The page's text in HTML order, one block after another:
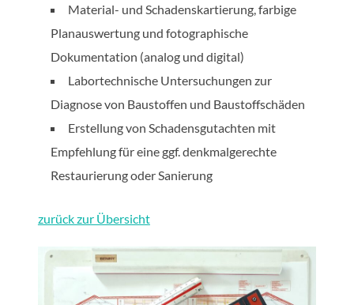
Material- und Schadenskartierung, farbige
Planauswertung und fotographische
Dokumentation (analog und digital)
Labortechnische Untersuchungen zur
Diagnose von Baustoffen und Baustoffschäden
Erstellung von Schadensgutachten mit
Empfehlung für eine ggf. denkmalgerechte
Restaurierung oder Sanierung
zurück zur Übersicht